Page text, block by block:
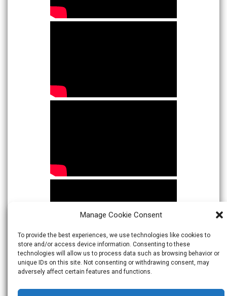
Manage Cookie Consent
To provide the best experiences, we use technologies like cookies to
store and/or access device information. Consenting to these
technologies will allow us to process data such as browsing behavior or
unique IDs on this site. Not consenting or withdrawing consent, may
adversely affect certain features and functions.